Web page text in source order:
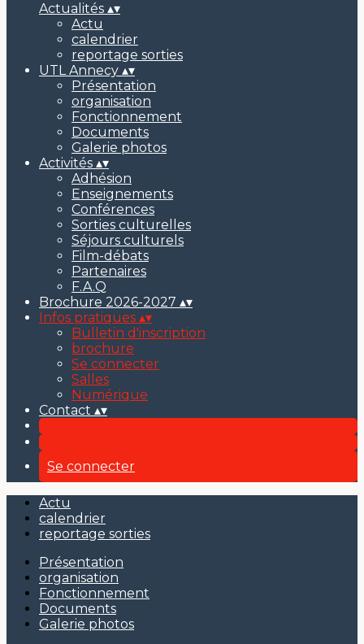
Actualités ▴▾
Actu
calendrier
reportage sorties
UTL Annecy ▴▾
Présentation
organisation
Fonctionnement
Documents
Galerie photos
Activités ▴▾
Adhésion
Enseignements
Conférences
Sorties culturelles
Séjours culturels
Film-débats
Partenaires
F.A.Q
Brochure 2026-2027 ▴▾
Infos pratiques ▴▾
Bulletin d'inscription
brochure
Se connecter
Salles
Numérique
Contact ▴▾
Se connecter
Actu
calendrier
reportage sorties
Présentation
organisation
Fonctionnement
Documents
Galerie photos